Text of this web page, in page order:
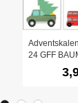
24 GFF